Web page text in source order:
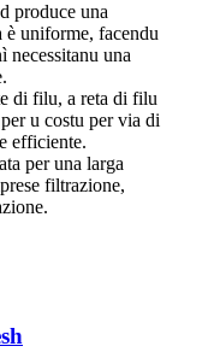
produce una
uniforme, facendu
necessitanu una
di filu, a reta di filu
u costu per via di
efficiente.
per una larga
filtrazione,